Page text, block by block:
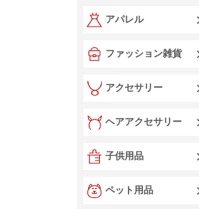
アパレル
ファッション雑貨
アクセサリー
ヘアアクセサリー
子供用品
ペット用品